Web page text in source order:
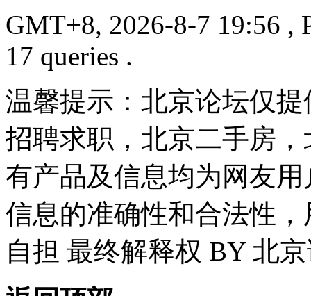
GMT+8, 2026-8-7 19:56 ,
17 queries .
温馨提示：北京论坛仅
招聘求职，北京二手房
有产品及信息均为网友
信息的准确性和合法性
自担 最终解释权 BY 北